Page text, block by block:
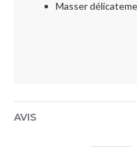
Masser
AVIS